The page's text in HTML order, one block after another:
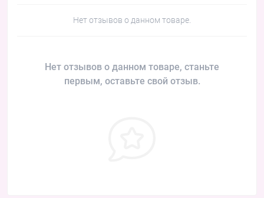
Нет отзывов о данном товаре.
Нет отзывов о данном товаре, станьте
первым, оставьте свой отзыв.